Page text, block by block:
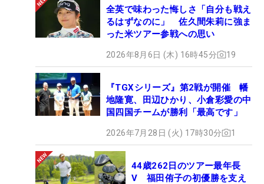
全英で味わった悔しさ「自分も戦え
るはずなのに」 佐久間朱莉に強ま
った米ツアー参戦への思い
2026年8月6日 (木) 16時45分 19
『TGXシリーズ』第2戦が開催 幡
地隆寛、田辺ひかり、小倉彩愛の中
国四国チームが勝利「最高です」
2026年7月28日 (火) 17時30分 1
44歳262日のツアー最年長
V 福田侑子の初優勝を支え